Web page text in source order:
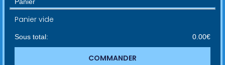
Panier vide
Sous total: 0.00€
COMMANDER